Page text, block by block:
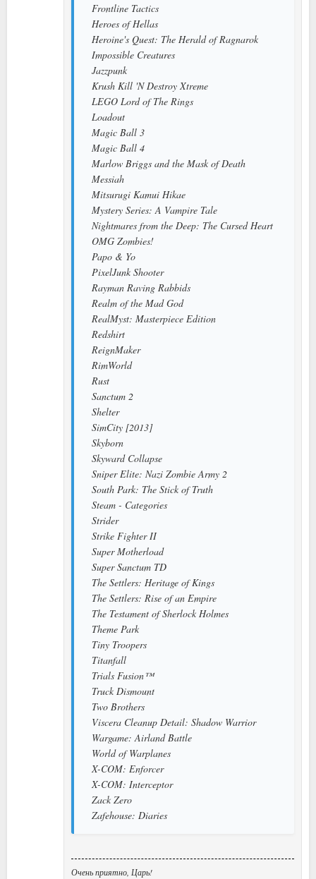
Frontline Tactics
Heroes of Hellas
Heroine's Quest: The Herald of Ragnarok
Impossible Creatures
Jazzpunk
Krush Kill 'N Destroy Xtreme
LEGO Lord of The Rings
Loadout
Magic Ball 3
Magic Ball 4
Marlow Briggs and the Mask of Death
Messiah
Mitsurugi Kamui Hikae
Mystery Series: A Vampire Tale
Nightmares from the Deep: The Cursed Heart
OMG Zombies!
Papo & Yo
PixelJunk Shooter
Rayman Raving Rabbids
Realm of the Mad God
RealMyst: Masterpiece Edition
Redshirt
ReignMaker
RimWorld
Rust
Sanctum 2
Shelter
SimCity [2013]
Skyborn
Skyward Collapse
Sniper Elite: Nazi Zombie Army 2
South Park: The Stick of Truth
Steam - Categories
Strider
Strike Fighter II
Super Motherload
Super Sanctum TD
The Settlers: Heritage of Kings
The Settlers: Rise of an Empire
The Testament of Sherlock Holmes
Theme Park
Tiny Troopers
Titanfall
Trials Fusion™
Truck Dismount
Two Brothers
Viscera Cleanup Detail: Shadow Warrior
Wargame: Airland Battle
World of Warplanes
X-COM: Enforcer
X-COM: Interceptor
Zack Zero
Zafehouse: Diaries
Очень приятно, Царь!